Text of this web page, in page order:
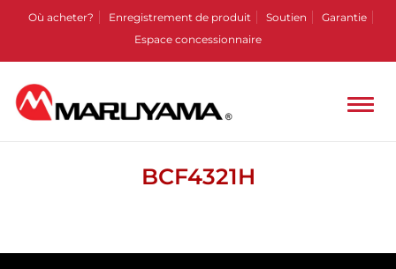
Où acheter? Enregistrement de produit Soutien
Garantie
Espace concessionnaire
BCF4321H